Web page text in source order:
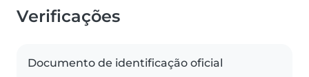
Verificações
Documento de identificação oficial